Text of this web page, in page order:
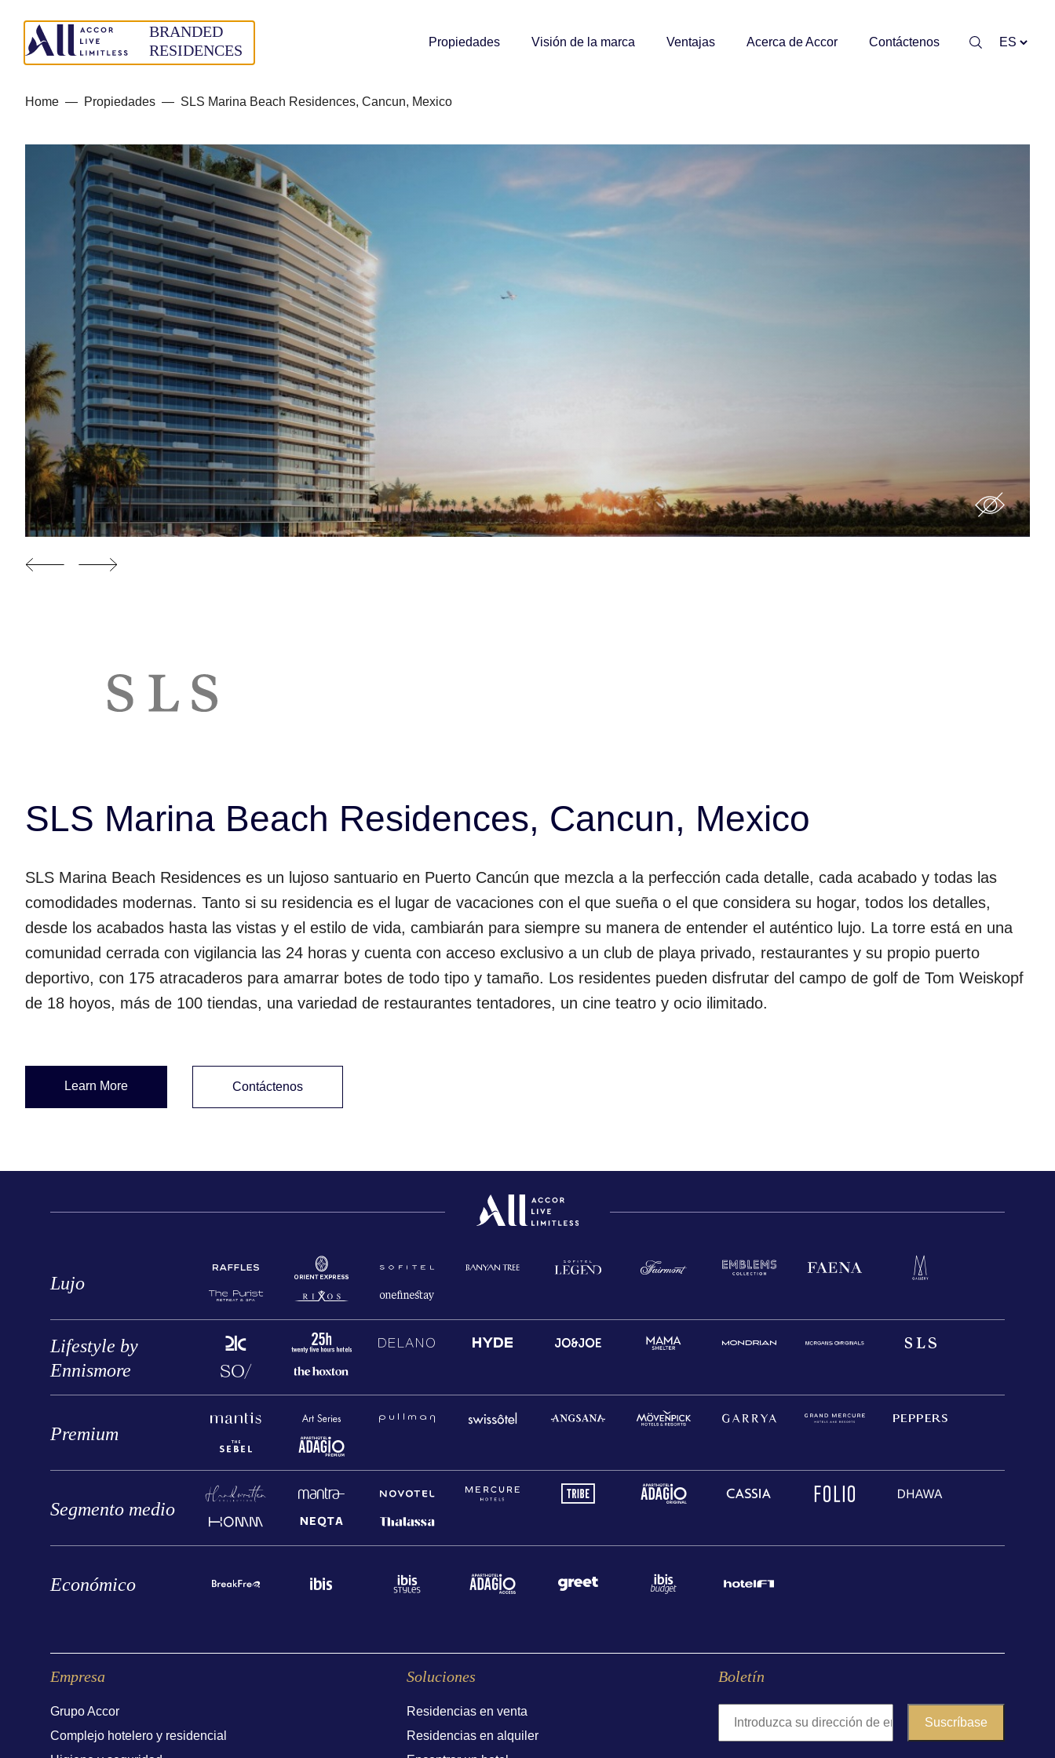
Propiedades Visión de la marca Ventajas Acerca de Accor Contáctenos
Home — Propiedades — SLS Marina Beach Residences, Cancun, Mexico
SLS Marina Beach Residences, Cancun, Mexico
SLS Marina Beach Residences es un lujoso santuario en Puerto Cancún que mezcla a la perfección cada detalle, cada acabado y todas las
comodidades modernas. Tanto si su residencia es el lugar de vacaciones con el que sueña o el que considera su hogar, todos los detalles,
desde los acabados hasta las vistas y el estilo de vida, cambiarán para siempre su manera de entender el auténtico lujo. La torre está en una
comunidad cerrada con vigilancia las 24 horas y cuenta con acceso exclusivo a un club de playa privado, restaurantes y su propio puerto
deportivo, con 175 atracaderos para amarrar botes de todo tipo y tamaño. Los residentes pueden disfrutar del campo de golf de Tom Weiskopf
de 18 hoyos, más de 100 tiendas, una variedad de restaurantes tentadores, un cine teatro y ocio ilimitado.
Learn More Contáctenos
Lujo
Lifestyle by
Ennismore
Premium
Segmento medio
Económico
Empresa
Grupo Accor
Complejo hotelero y residencial
Soluciones
Residencias en venta
Residencias en alquiler
Boletín